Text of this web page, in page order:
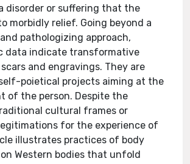
disorder or suffering that the
morbidly relief. Going beyond a
pathologizing approach,
data indicate transformative
and engravings. They are
poietical projects aiming at the
of the person. Despite the
cultural frames or
for the experience of
illustrates practices of body
Western bodies that unfold